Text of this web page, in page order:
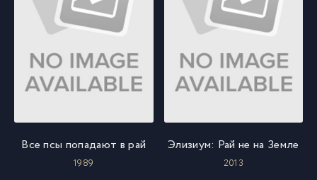
Все псы попадают в рай
1989
Элизиум: Рай не на Земле
2013